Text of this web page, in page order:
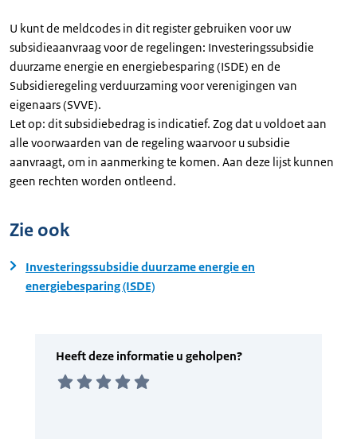
U kunt de meldcodes in dit register gebruiken voor uw
subsidieaanvraag voor de regelingen: Investeringssubsidie
duurzame energie en energiebesparing (ISDE) en de
Subsidieregeling verduurzaming voor verenigingen van
eigenaars (SVVE).
Let op: dit subsidiebedrag is indicatief. Zog dat u voldoet aan
alle voorwaarden van de regeling waarvoor u subsidie
aanvraagt, om in aanmerking te komen. Aan deze lijst kunnen
geen rechten worden ontleend.
Zie ook
Investeringssubsidie duurzame energie en
energiebesparing (ISDE)